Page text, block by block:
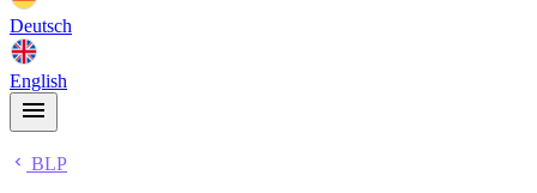
Deutsch
English
BLP